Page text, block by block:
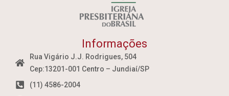
Informações
Rua Vigário J.J. Rodrigues, 504
Cep:13201-001 Centro – Jundiaí/SP
(11) 4586-2004